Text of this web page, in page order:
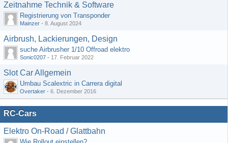
Zeitnahme Technik & Software
Registrierung von Transponder
Mainzer - 8. August 2024
Airbrush, Lackierungen, Design
suche Airbrusher 1/10 Offroad elektro
Sonic0207 - 17. Februar 2022
Slot Car Allgemein
Umbau Scalextric in Carrera digital
Overtaker - 6. Dezember 2016
RC-Cars
Elektro On-Road / Glattbahn